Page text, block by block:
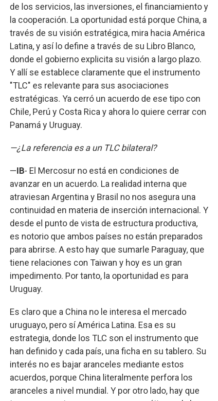
de los servicios, las inversiones, el financiamiento y
la cooperación. La oportunidad está porque China, a
través de su visión estratégica, mira hacia América
Latina, y así lo define a través de su Libro Blanco,
donde el gobierno explicita su visión a largo plazo.
Y allí se establece claramente que el instrumento
"TLC" es relevante para sus asociaciones
estratégicas. Ya cerró un acuerdo de ese tipo con
Chile, Perú y Costa Rica y ahora lo quiere cerrar con
Panamá y Uruguay.
—¿La referencia es a un TLC bilateral?
—IB- El Mercosur no está en condiciones de
avanzar en un acuerdo. La realidad interna que
atraviesan Argentina y Brasil no nos asegura una
continuidad en materia de inserción internacional. Y
desde el punto de vista de estructura productiva,
es notorio que ambos países no están preparados
para abrirse. A esto hay que sumarle Paraguay, que
tiene relaciones con Taiwan y hoy es un gran
impedimento. Por tanto, la oportunidad es para
Uruguay.
Es claro que a China no le interesa el mercado
uruguayo, pero sí América Latina. Esa es su
estrategia, donde los TLC son el instrumento que
han definido y cada país, una ficha en su tablero. Su
interés no es bajar aranceles mediante estos
acuerdos, porque China literalmente perfora los
aranceles a nivel mundial. Y por otro lado, hay que